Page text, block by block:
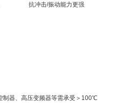
冲击/振动能力更强
制器、高压变频器等需承受＞100℃